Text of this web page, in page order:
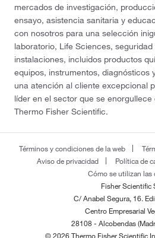
mercados de investigación,
ensayo, asistencia sanitaria y
con nosotros para una selección
laboratorio, Life Sciences, seguridad
instalaciones, incluidos productos
equipos, instrumentos, diagnósticos
una atención al cliente excepcional
líder en el sector que se
Thermo Fisher Scientific.
Términos y condiciones de la web
Aviso de privacidad
Política de
Cómo se utilizan las
Fisher Scientific
C/ Anabel Segura, 16.
Centro Empresarial
28108 - Alcobendas
© 2026 Thermo Fisher Scientific